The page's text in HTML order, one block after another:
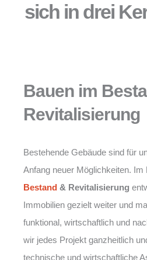
sich in drei
Bauen im
Revitalisierung
Bestehende Gebäude sind für
Anfang neuer Möglichkeiten. Im
Bestand & Revitalisierung
Immobilien gezielt weiter und
funktional, wirtschaftlich und
wir jedes Projekt ganzheitlich
technische und wirtschaftliche